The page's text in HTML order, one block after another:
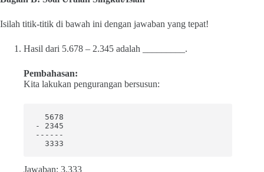
Isilah titik-titik di bawah ini dengan jawaban yang tepat!
Hasil dari 5.678 – 2.345 adalah _________.
Pembahasan:
Kita lakukan pengurangan bersusun:
  5678
- 2345
------
  3333
Jawaban: 3.333